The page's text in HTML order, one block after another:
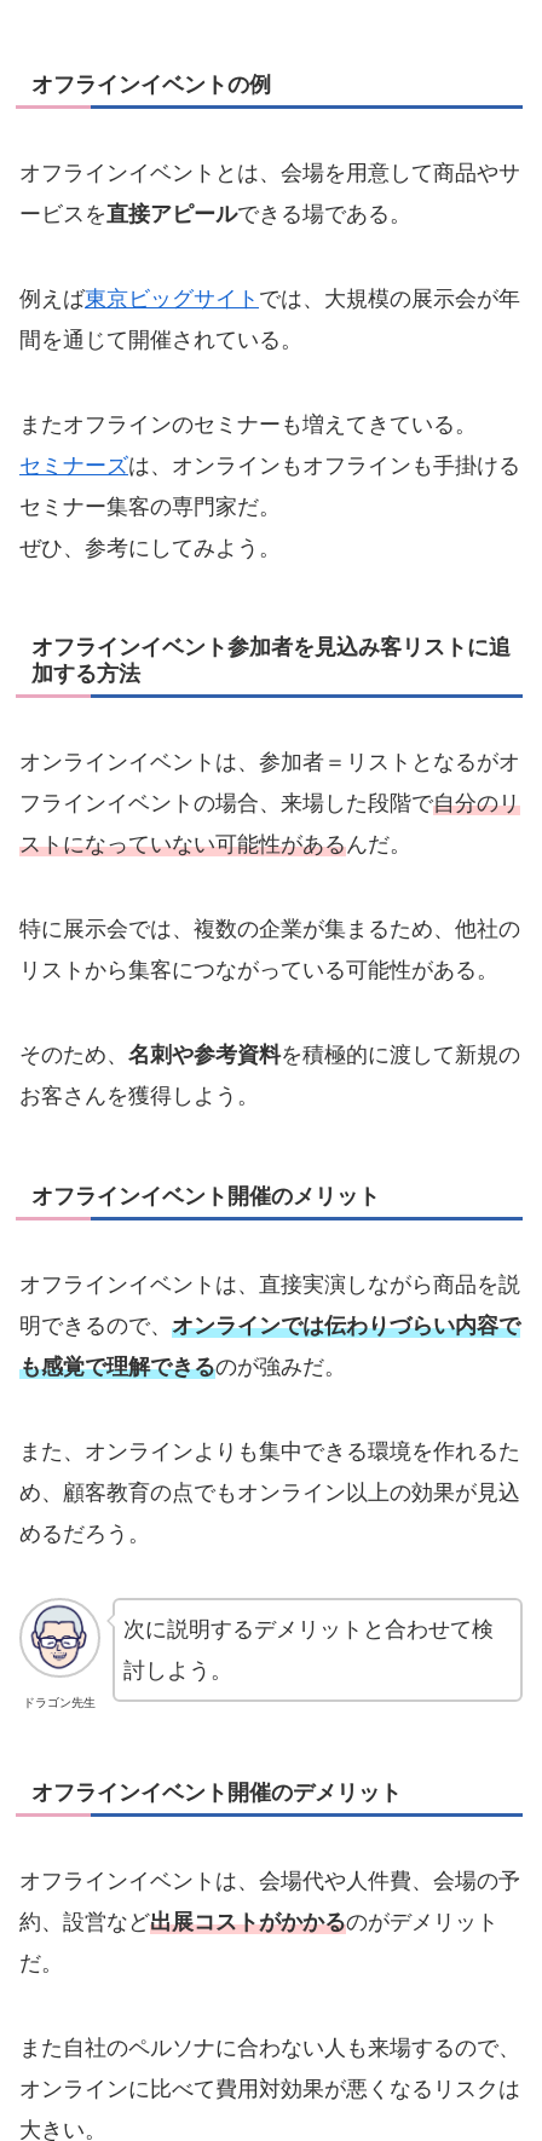
オフラインイベントの例
オフラインイベントとは、会場を用意して商品やサ
ービスを直接アピールできる場である。
例えば東京ビッグサイト では、大規模の展示会が年
間を通じて開催されている。
またオフラインのセミナーも増えてきている。
セミナーズは、オンラインもオフラインも手掛ける
セミナー集客の専門家だ。
ぜひ、参考にしてみよう。
オフラインイベント参加者を見込み客リストに追
加する方法
オンラインイベントは、参加者＝リストとなるがオ
フラインイベントの場合、来場した段階で自分のリ
ストになっていない可能性があるんだ。
特に展示会では、複数の企業が集まるため、他社の
リストから集客につながっている可能性がある。
そのため、 名刺や参考資料を積極的に渡して新規の
お客さんを獲得しよう。
オフラインイベント開催のメリット
オフラインイベントは、直接実演しながら商品を説
明できるので、 オンラインでは伝わりづらい内容で
も感覚で理解できるのが強みだ。
また、オンラインよりも集中できる環境を作れるた
め、顧客教育の点でもオンライン以上の効果が見込
めるだろう。
ドラゴン先生
次に説明するデメリットと合わせて検
討しよう。
オフラインイベント開催のデメリット
オフラインイベントは、会場代や人件費、会場の予
約、設営など出展コストがかかるのがデメリット
だ。
また自社のペルソナに合わない人も来場するので、
オンラインに比べて費用対効果が悪くなるリスクは
大きい。